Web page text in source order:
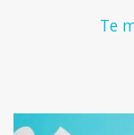
Te